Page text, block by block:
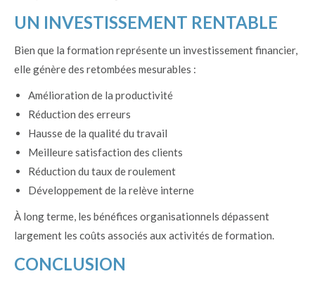
UN INVESTISSEMENT RENTABLE
Bien que la formation représente un investissement financier,
elle génère des retombées mesurables :
Amélioration de la productivité
Réduction des erreurs
Hausse de la qualité du travail
Meilleure satisfaction des clients
Réduction du taux de roulement
Développement de la relève interne
À long terme, les bénéfices organisationnels dépassent
largement les coûts associés aux activités de formation.
CONCLUSION